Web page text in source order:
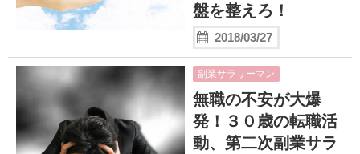
盤を整えろ！
2018/03/27
副業サラリーマン
無職の不安が大爆
発！３０歳の転職活
動、第二次副業サラ